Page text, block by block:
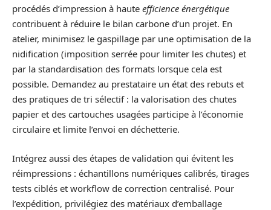
procédés d’impression à haute efficience énergétique
contribuent à réduire le bilan carbone d’un projet. En
atelier, minimisez le gaspillage par une optimisation de la
nidification (imposition serrée pour limiter les chutes) et
par la standardisation des formats lorsque cela est
possible. Demandez au prestataire un état des rebuts et
des pratiques de tri sélectif : la valorisation des chutes
papier et des cartouches usagées participe à l’économie
circulaire et limite l’envoi en déchetterie.
Intégrez aussi des étapes de validation qui évitent les
réimpressions : échantillons numériques calibrés, tirages
tests ciblés et workflow de correction centralisé. Pour
l’expédition, privilégiez des matériaux d’emballage